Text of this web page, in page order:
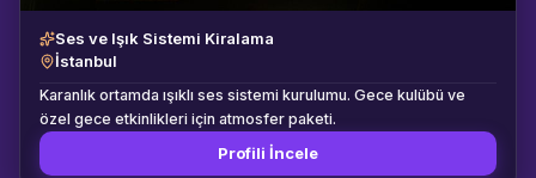
Ses ve Işık Sistemi Kiralama
İstanbul
Karanlık ortamda ışıklı ses sistemi kurulumu. Gece kulübü ve
özel gece etkinlikleri için atmosfer paketi.
Profili İncele